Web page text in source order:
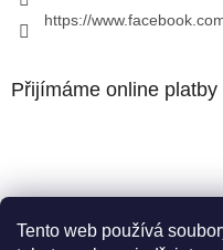
Tento web používá
https://
Přijímáme online platby